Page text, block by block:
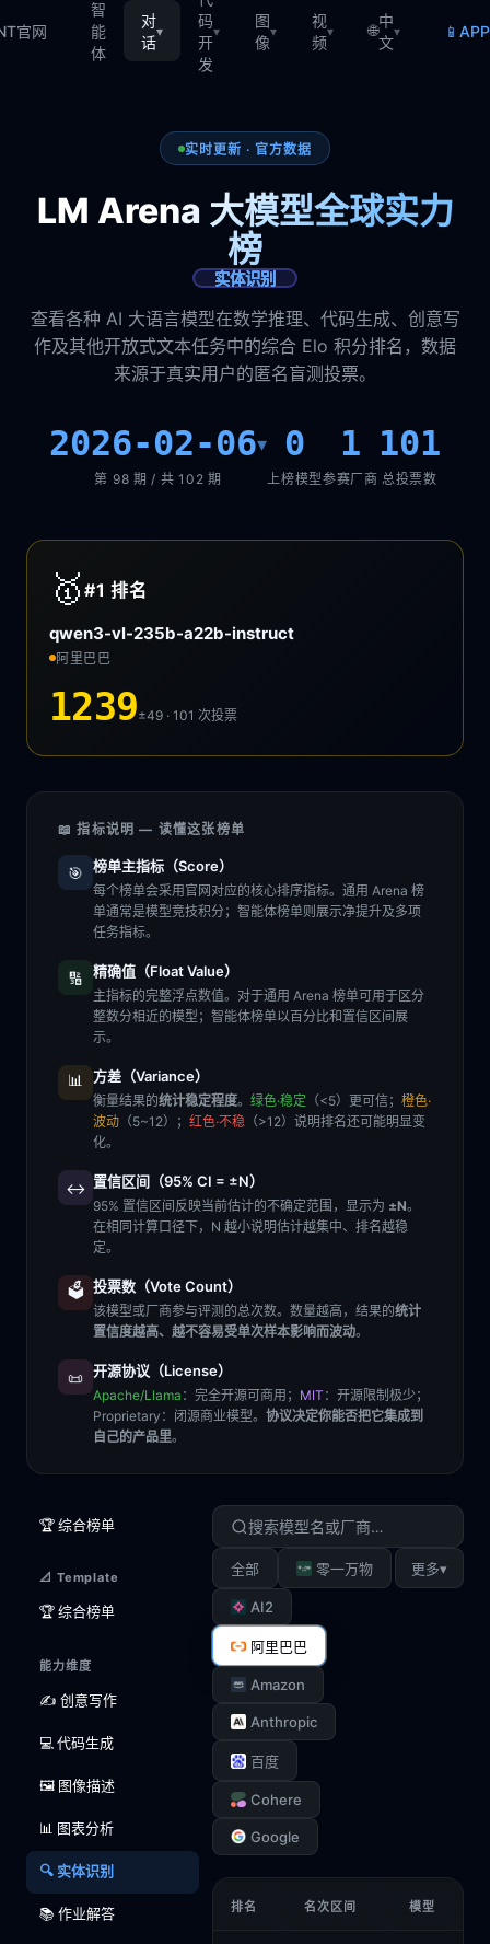
官网
智
能
体
对
话
▾
码
开
发
▾
图
像
▾
视
频
▾ 🌐
中
文
▾ 📱
实时更新 · 官方数据
LM Arena 大模型全球实力
榜
实体识别
查看各种 AI 大语言模型在数学推理、代码生成、创意写
作及其他开放式文本任务中的综合 Elo 积分排名，数据
来源于真实用户的匿名盲测投票。
2026-02-06▾
第 98 期 / 共 102 期
0
上榜模型
1
参赛厂商
101
总投票数
🥇 #1排名
qwen3-vl-235b-a22b-instruct
阿里巴巴
1239±49 · 101次投票
📖 指标说明 — 读懂这张榜单
🎯 榜单主指标（Score）
每个榜单会采用官网对应的核心排序指标。通用 Arena 榜
单通常是模型竞技积分；智能体榜单则展示净提升及多项
任务指标。
🔢 精确值（Float Value）
主指标的完整浮点数值。对于通用 Arena 榜单可用于区分
整数分相近的模型；智能体榜单以百分比和置信区间展
示。
📊 方差（Variance）
衡量结果的统计稳定程度。 绿色·稳定 （<5）更可信； 橙色·
波动 （5~12）； 红色·不稳 （>12）说明排名还可能明显变
化。
↔️ 置信区间（95% CI = ±N）
95% 置信区间反映当前估计的不确定范围，显示为 ±N。
在相同计算口径下，N 越小说明估计越集中、排名越稳
定。
🗳️ 投票数（Vote Count）
该模型或厂商参与评测的总次数。数量越高，结果的统计
置信度越高、越不容易受单次样本影响而波动。
📜 开源协议（License）
Apache/Llama ：完全开源可商用； MIT ：开源限制极少；
Proprietary ：闭源商业模型。 协议决定你能否把它集成到
自己的产品里。
🏆 综合榜单
📐 Template
🏆 综合榜单
能力维度
✍️ 创意写作
💻 代码生成
🖼️ 图像描述
📊 图表分析
🔍 实体识别
📚 作业解答
全部 零一万物
AI2
阿里巴巴
Amazon
Anthropic
百度
Cohere
Google
更多▾
排名 名次区间 模型